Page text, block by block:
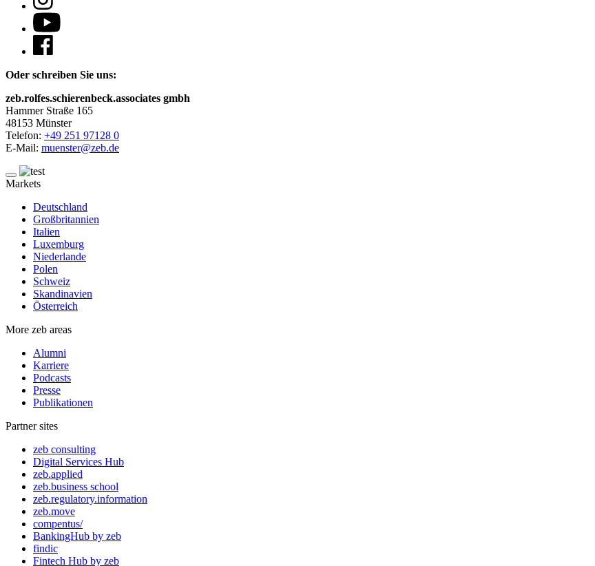
Oder schreiben Sie uns:
zeb.rolfes.schierenbeck.associates gmbh
Hammer Straße 165
48153 Münster
Telefon: +49 251 97128 0
E-Mail: muenster@zeb.de
Markets
Deutschland
Großbritannien
Italien
Luxemburg
Niederlande
Polen
Schweiz
Skandinavien
Österreich
More zeb areas
Alumni
Karriere
Podcasts
Presse
Publikationen
Partner sites
zeb consulting
Digital Services Hub
zeb.applied
zeb.business school
zeb.regulatory.information
zeb.move
compentus/
BankingHub by zeb
findic
Fintech Hub by zeb